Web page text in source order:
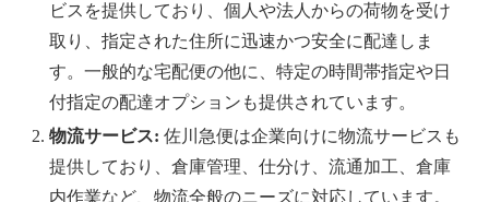
ビスを提供しており、個人や法人からの荷物を受け
取り、指定された住所に迅速かつ安全に配達しま
す。一般的な宅配便の他に、特定の時間帯指定や日
付指定の配達オプションも提供されています。
物流サービス: 佐川急便は企業向けに物流サービスも
提供しており、倉庫管理、仕分け、流通加工、倉庫
内作業など、物流全般のニーズに対応しています。